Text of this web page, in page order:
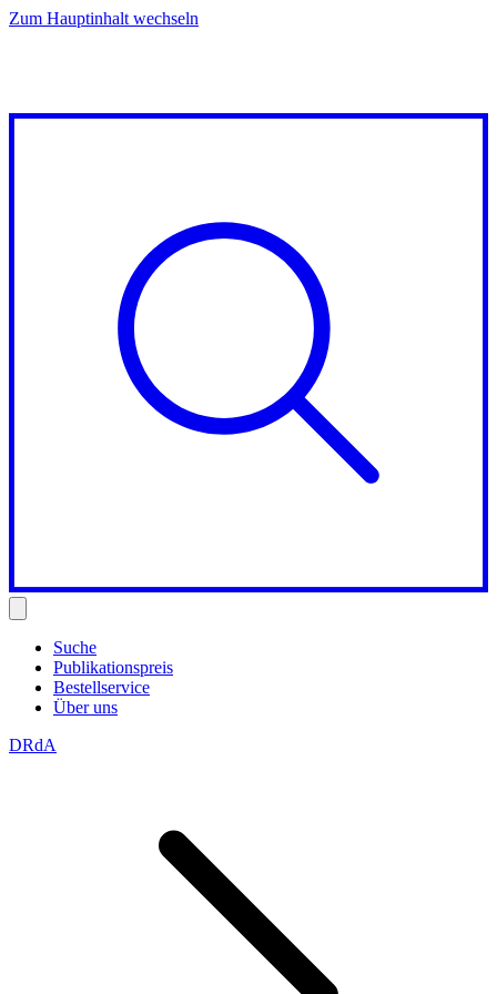
Zum Hauptinhalt wechseln
Suche
Publikationspreis
Bestellservice
Über uns
DRdA